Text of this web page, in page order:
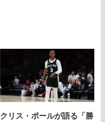
クリス・ポールが語る「勝